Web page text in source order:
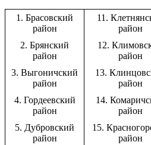
1. Брасовский
район
11.
район
2. Брянский
район
12.
район
3. Выгоничский
район
13.
район
4. Гордеевский
район
14.
район
5. Дубровский
район
15.
район